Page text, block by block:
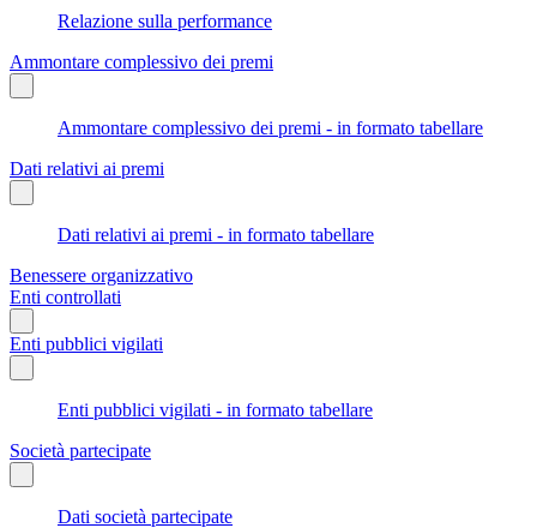
Relazione sulla performance
Ammontare complessivo dei premi
Ammontare complessivo dei premi - in formato tabellare
Dati relativi ai premi
Dati relativi ai premi - in formato tabellare
Benessere organizzativo
Enti controllati
Enti pubblici vigilati
Enti pubblici vigilati - in formato tabellare
Società partecipate
Dati società partecipate